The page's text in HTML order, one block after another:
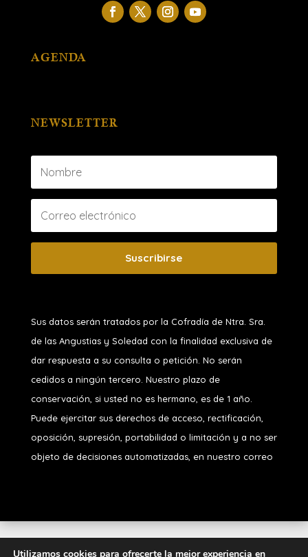
AGENDA
NEWSLETTER
Suscribirse
Sus datos serán tratados por la Cofradía de Ntra. Sra.
de las Angustias y Soledad con la finalidad exclusiva de
dar respuesta a su consulta o petición. No serán
cedidos a ningún tercero. Nuestro plazo de
conservación, si usted no es hermano, es de 1 año.
Puede ejercitar sus derechos de acceso, rectificación,
oposición, supresión, portabilidad o limitación y a no ser
objeto de decisiones automatizadas, en nuestro correo
Diseñado poriNova Cloud. Una empresa deGrupo
Utilizamos cookies para ofrecerte la mejor experiencia en